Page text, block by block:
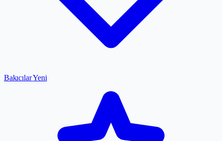
BakıcılarYeni